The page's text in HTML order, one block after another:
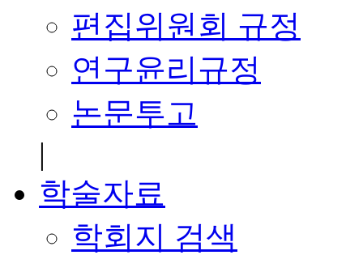
편집위원회 규정
연구윤리규정
논문투고
|
학술자료
학회지 검색